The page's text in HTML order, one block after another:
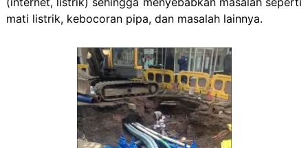
mati listrik, kebocoran pipa, dan masalah lainnya.